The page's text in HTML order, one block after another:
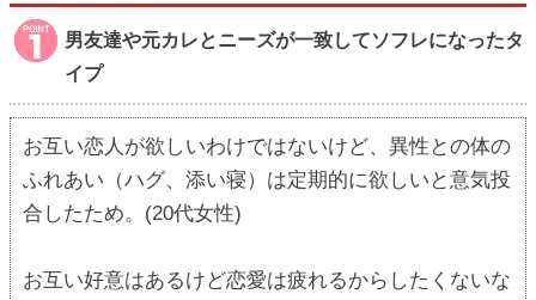
男友達や元カレとニーズが一致してソフレになったタ
イプ
お互い恋人が欲しいわけではないけど、異性との体の
ふれあい（ハグ、添い寝）は定期的に欲しいと意気投
合したため。(20代女性)
お互い好意はあるけど恋愛は疲れるからしたくないな